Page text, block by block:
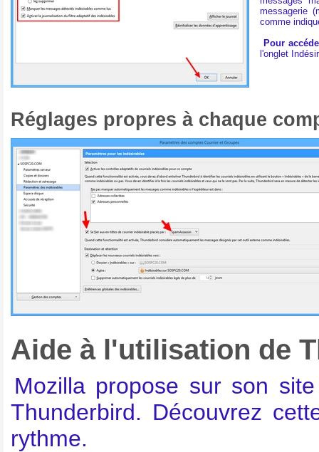
messagerie
comme
Pour
l'onglet
Réglages propres à chaque
Aide à l'utilisation de
Mozilla propose sur son
Thunderbird. Découvrez
rythme.